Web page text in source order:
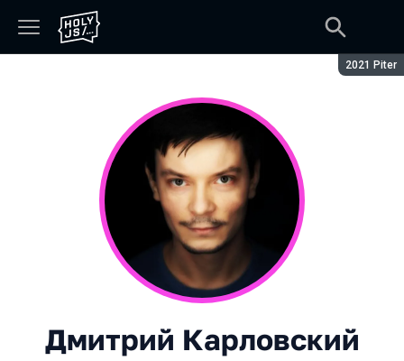
Сезон:
2021 Piter
Дмитрий Карловский